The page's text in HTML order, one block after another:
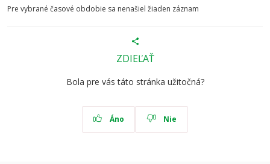
Pre vybrané časové obdobie sa nenašiel žiaden záznam
ZDIEĽAŤ
Bola pre vás táto stránka užitočná?
Áno Nie